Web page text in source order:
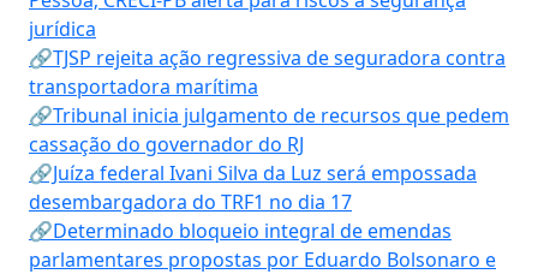
jurídica
🔗TJSP rejeita ação regressiva de seguradora contra
transportadora marítima
🔗Tribunal inicia julgamento de recursos que pedem
cassação do governador do RJ
🔗Juíza federal Ivani Silva da Luz será empossada
desembargadora do TRF1 no dia 17
🔗Determinado bloqueio integral de emendas
parlamentares propostas por Eduardo Bolsonaro e